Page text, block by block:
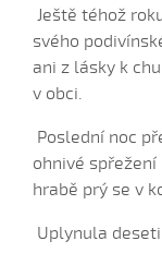
Nad
Naši páni
Ně tatíček
Nebude z
Nechce ňa
Ještě téhož
svého
ani z lásky k
v obci.
Poslední noc
ohnivé
hrabě prý se v
Uplynula